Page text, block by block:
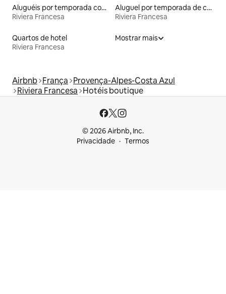
Aluguéis por temporada com cama de altura acessível
Riviera Francesa
Aluguel por temporada de casas na terra
Riviera Francesa
Quartos de hotel
Riviera Francesa
Mostrar mais
Airbnb França Provença-Alpes-Costa Azul
Riviera Francesa Hotéis boutique
© 2026 Airbnb, Inc.
Privacidade
Termos